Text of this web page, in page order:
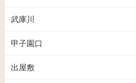
武庫川
甲子園口
出屋敷